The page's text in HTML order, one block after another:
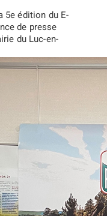
5e édition du E-
de presse
du Luc-en-